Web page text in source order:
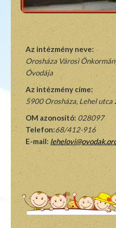
Az intézmény neve:
Orosháza Városi
Óvodája
Az intézmény címe:
5900 Orosháza, Lehel utca
OM azonosító: 028097
Telefon:68/412-916
E-mail: